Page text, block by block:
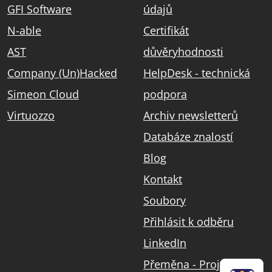
GFI Software
N-able
AST
Company (Un)Hacked
Simeon Cloud
Virtuozzo
údajů
Certifikát
důvěryhodnosti
HelpDesk - technická
podpora
Archiv newsletterů
Databáze znalostí
Blog
Kontakt
Soubory
Přihlásit k odběru
LinkedIn
Přeměna - Projekt